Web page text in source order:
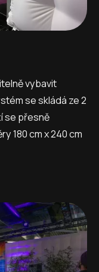
vybavit
se skládá ze 2
se přesně
180 cm x 240 cm